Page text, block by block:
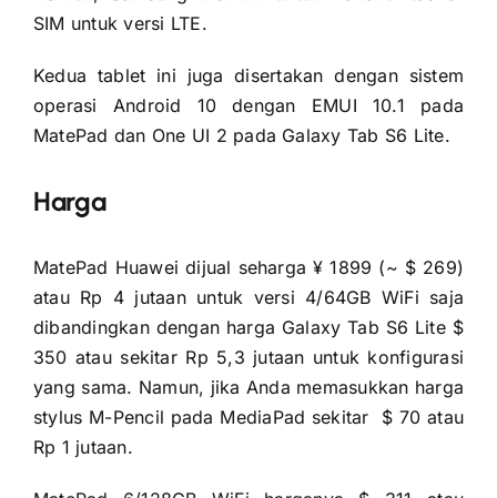
SIM untuk versi LTE.
Kedua tablet ini juga disertakan dengan sistem
operasi Android 10 dengan EMUI 10.1 pada
MatePad dan One UI 2 pada Galaxy Tab S6 Lite.
Harga
MatePad Huawei dijual seharga ¥ 1899 (~ $ 269)
atau Rp 4 jutaan untuk versi 4/64GB WiFi saja
dibandingkan dengan harga Galaxy Tab S6 Lite $
350 atau sekitar Rp 5,3 jutaan untuk konfigurasi
yang sama. Namun, jika Anda memasukkan harga
stylus M-Pencil pada MediaPad sekitar $ 70 atau
Rp 1 jutaan.